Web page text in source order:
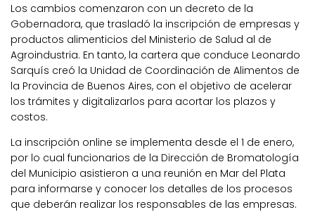
Los cambios comenzaron con un decreto de la
Gobernadora, que trasladó la inscripción de empresas y
productos alimenticios del Ministerio de Salud al de
Agroindustria. En tanto, la cartera que conduce Leonardo
Sarquís creó la Unidad de Coordinación de Alimentos de
la Provincia de Buenos Aires, con el objetivo de acelerar
los trámites y digitalizarlos para acortar los plazos y
costos.
La inscripción online se implementa desde el 1 de enero,
por lo cual funcionarios de la Dirección de Bromatología
del Municipio asistieron a una reunión en Mar del Plata
para informarse y conocer los detalles de los procesos
que deberán realizar los responsables de las empresas.